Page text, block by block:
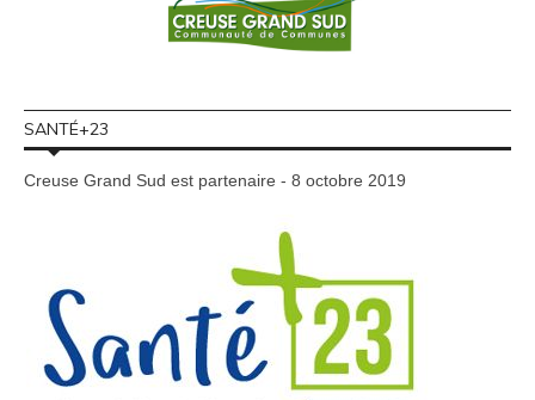
SANTÉ+23
Creuse Grand Sud est partenaire - 8 octobre 2019